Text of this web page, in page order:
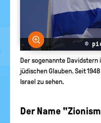
Bild
©
Der sogenannte
jüdischen Glauben. Seit
Israel zu sehen.
Der Name